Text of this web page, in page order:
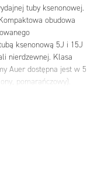
tuby ksenonowej.
obudowa
ksenonową 5J i 15J
nierdzewnej. Klasa
Auer dostępna jest w 5
pomarańczowy).